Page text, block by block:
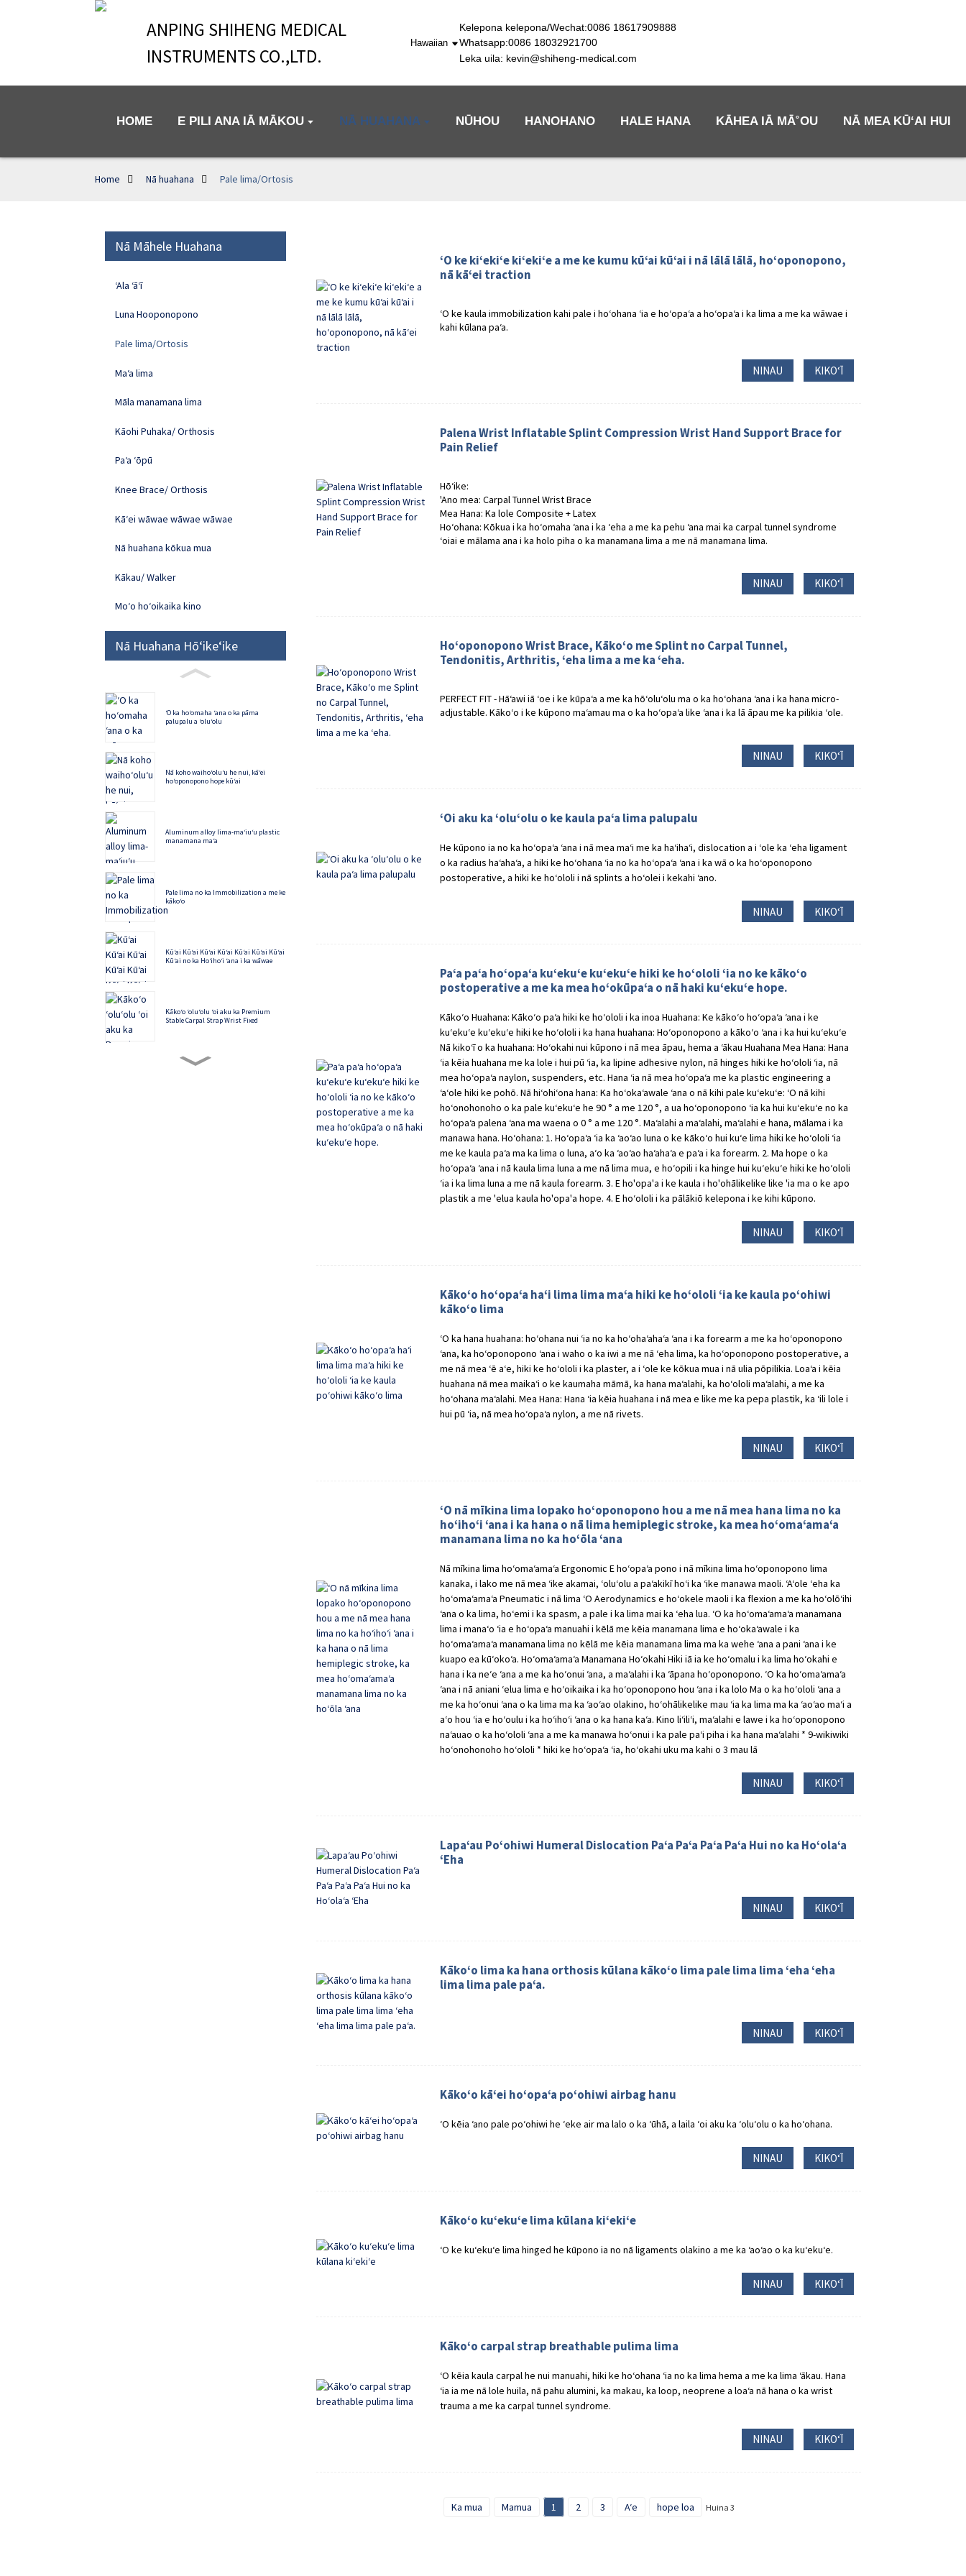
ANPING SHIHENG MEDICAL
INSTRUMENTS CO.,LTD.
Hawaiian
Kelepona kelepona/Wechat:0086 18617909888
Whatsapp:0086 18032921700
Leka uila: kevin@shiheng-medical.com
HOME E PILI ANA IĀ MĀKOU NĀ HUAHANA NŪHOU HANOHANO HALE HANA KĀHEA IĀ MĀ˚OU NĀ MEA KŪʻAI HUI
Home Nā huahana Pale lima/Ortosis
Nā Māhele Huahana
ʻAla ʻāʻī
Luna Hooponopono
Pale lima/Ortosis
Maʻa lima
Māla manamana lima
Kāohi Puhaka/ Orthosis
Paʻa ʻōpū
Knee Brace/ Orthosis
Kāʻei wāwae wāwae wāwae
Nā huahana kōkua mua
Kākau/ Walker
Moʻo hoʻoikaika kino
Nā Huahana Hōʻikeʻike
ʻO ka hoʻomaha ʻana o ka pāma
palupalu a ʻoluʻolu
Nā koho waihoʻoluʻu he nui, kāʻei
hoʻoponopono hope kūʻai
Aluminum alloy lima-maʻiuʻu plastic
manamana maʻa
Pale lima no ka Immobilization a me ke
kākoʻo
Kūʻai Kūʻai Kūʻai Kūʻai Kūʻai Kūʻai Kūʻai
Kūʻai no ka Hoʻihoʻi ʻana i ka wāwae
Kākoʻo ʻoluʻolu ʻoi aku ka Premium
Stable Carpal Strap Wrist Fixed
Kākoʻo paʻa ʻo Sponge Anti-Lowering
ʻO ke kiʻekiʻe kiʻekiʻe a me ke kumu kūʻai kūʻai i nā lālā lālā, hoʻoponopono,
nā kāʻei traction
ʻO ke kaula immobilization kahi pale i hoʻohana ʻia e hoʻopaʻa a hoʻopaʻa i ka lima a me ka wāwae i
kahi kūlana paʻa.
NINAU KIKOʻĪ
Palena Wrist Inflatable Splint Compression Wrist Hand Support Brace for
Pain Relief
Hōʻike:
'Ano mea: Carpal Tunnel Wrist Brace
Mea Hana: Ka lole Composite + Latex
Hoʻohana: Kōkua i ka hoʻomaha ʻana i ka ʻeha a me ka pehu ʻana mai ka carpal tunnel syndrome
ʻoiai e mālama ana i ka holo piha o ka manamana lima a me nā manamana lima.
NINAU KIKOʻĪ
Hoʻoponopono Wrist Brace, Kākoʻo me Splint no Carpal Tunnel,
Tendonitis, Arthritis, ʻeha lima a me ka ʻeha.
PERFECT FIT - Hāʻawi iā ʻoe i ke kūpaʻa a me ka hōʻoluʻolu ma o ka hoʻohana ʻana i ka hana micro-
adjustable. Kākoʻo i ke kūpono maʻamau ma o ka hoʻopaʻa like ʻana i ka lā āpau me ka pilikia ʻole.
NINAU KIKOʻĪ
ʻOi aku ka ʻoluʻolu o ke kaula paʻa lima palupalu
He kūpono ia no ka hoʻopaʻa ʻana i nā mea maʻi me ka haʻihaʻi, dislocation a i ʻole ka ʻeha ligament
o ka radius haʻahaʻa, a hiki ke hoʻohana ʻia no ka hoʻopaʻa ʻana i ka wā o ka hoʻoponopono
postoperative, a hiki ke hoʻololi i nā splints a hoʻolei i kekahi ʻano.
NINAU KIKOʻĪ
Paʻa paʻa hoʻopaʻa kuʻekuʻe kuʻekuʻe hiki ke hoʻololi ʻia no ke kākoʻo
postoperative a me ka mea hoʻokūpaʻa o nā haki kuʻekuʻe hope.
Kākoʻo Huahana: Kākoʻo paʻa hiki ke hoʻololi i ka inoa Huahana: Ke kākoʻo hoʻopaʻa ʻana i ke
kuʻekuʻe kuʻekuʻe hiki ke hoʻololi i ka hana huahana: Hoʻoponopono a kākoʻo ʻana i ka hui kuʻekuʻe
Nā kikoʻī o ka huahana: Hoʻokahi nui kūpono i nā mea āpau, hema a ʻākau Huahana Mea Hana: Hana
ʻia kēia huahana me ka lole i hui pū ʻia, ka lipine adhesive nylon, nā hinges hiki ke hoʻololi ʻia, nā
mea hoʻopaʻa naylon, suspenders, etc. Hana ʻia nā mea hoʻopaʻa me ka plastic engineering a
ʻaʻole hiki ke pohō. Nā hiʻohiʻona hana: Ka hoʻokaʻawale ʻana o nā kihi pale kuʻekuʻe: ʻO nā kihi
hoʻonohonoho o ka pale kuʻekuʻe he 90 ° a me 120 °, a ua hoʻoponopono ʻia ka hui kuʻekuʻe no ka
hoʻopaʻa palena ʻana ma waena o 0 ° a me 120 °. Maʻalahi a maʻalahi, maʻalahi e hana, mālama i ka
manawa hana. Hoʻohana: 1. Hoʻopaʻa ʻia ka ʻaoʻao luna o ke kākoʻo hui kuʻe lima hiki ke hoʻololi ʻia
me ke kaula paʻa ma ka lima o luna, aʻo ka ʻaoʻao haʻahaʻa e paʻa i ka forearm. 2. Ma hope o ka
hoʻopaʻa ʻana i nā kaula lima luna a me nā lima mua, e hoʻopili i ka hinge hui kuʻekuʻe hiki ke hoʻololi
ʻia i ka lima luna a me nā kaula forearm. 3. E ho'opa'a i ke kaula i ho'ohālikelike like 'ia ma o ke apo
plastik a me 'elua kaula ho'opa'a hope. 4. E hoʻololi i ka pālākiō kelepona i ke kihi kūpono.
NINAU KIKOʻĪ
Kākoʻo hoʻopaʻa haʻi lima lima maʻa hiki ke hoʻololi ʻia ke kaula poʻohiwi
kākoʻo lima
ʻO ka hana huahana: hoʻohana nui ʻia no ka hoʻohaʻahaʻa ʻana i ka forearm a me ka hoʻoponopono
ʻana, ka hoʻoponopono ʻana i waho o ka iwi a me nā ʻeha lima, ka hoʻoponopono postoperative, a
me nā mea ʻē aʻe, hiki ke hoʻololi i ka plaster, a i ʻole ke kōkua mua i nā ulia pōpilikia. Loaʻa i kēia
huahana nā mea maikaʻi o ke kaumaha māmā, ka hana maʻalahi, ka hoʻololi maʻalahi, a me ka
hoʻohana maʻalahi. Mea Hana: Hana ʻia kēia huahana i nā mea e like me ka pepa plastik, ka ʻili lole i
hui pū ʻia, nā mea hoʻopaʻa nylon, a me nā rivets.
NINAU KIKOʻĪ
ʻO nā mīkina lima lopako hoʻoponopono hou a me nā mea hana lima no ka
hoʻihoʻi ʻana i ka hana o nā lima hemiplegic stroke, ka mea hoʻomaʻamaʻa
manamana lima no ka hoʻōla ʻana
Nā mīkina lima hoʻomaʻamaʻa Ergonomic E hoʻopaʻa pono i nā mīkina lima hoʻoponopono lima
kanaka, i lako me nā mea ʻike akamai, ʻoluʻolu a paʻakikī hoʻi ka ʻike manawa maoli. ʻAʻole ʻeha ka
hoʻomaʻamaʻa Pneumatic i nā lima ʻO Aerodynamics e hoʻokele maoli i ka flexion a me ka hoʻolōʻihi
ʻana o ka lima, hoʻemi i ka spasm, a pale i ka lima mai ka ʻeha lua. ʻO ka hoʻomaʻamaʻa manamana
lima i manaʻo ʻia e hoʻopaʻa manuahi i kēlā me kēia manamana lima e hoʻokaʻawale i ka
hoʻomaʻamaʻa manamana lima no kēlā me kēia manamana lima ma ka wehe ʻana a pani ʻana i ke
kuapo ea kūʻokoʻa. Hoʻomaʻamaʻa Manamana Hoʻokahi Hiki iā ia ke hoʻomalu i ka lima hoʻokahi e
hana i ka neʻe ʻana a me ka hoʻonui ʻana, a maʻalahi i ka ʻāpana hoʻoponopono. ʻO ka hoʻomaʻamaʻa
ʻana i nā aniani ʻelua lima e hoʻoikaika i ka hoʻoponopono hou ʻana i ka lolo Ma o ka hoʻololi ʻana a
me ka hoʻonui ʻana o ka lima ma ka ʻaoʻao olakino, hoʻohālikelike mau ʻia ka lima ma ka ʻaoʻao maʻi a
aʻo hou ʻia e hoʻoulu i ka hoʻihoʻi ʻana o ka hana kaʻa. Kino liʻiliʻi, maʻalahi e lawe i ka hoʻoponopono
naʻauao o ka hoʻololi ʻana a me ka manawa hoʻonui i ka pale paʻi piha i ka hana maʻalahi * 9-wikiwiki
hoʻonohonoho hoʻololi * hiki ke hoʻopaʻa ʻia, hoʻokahi uku ma kahi o 3 mau lā
NINAU KIKOʻĪ
Lapaʻau Poʻohiwi Humeral Dislocation Paʻa Paʻa Paʻa Paʻa Hui no ka Hoʻolaʻa
ʻEha
NINAU KIKOʻĪ
Kākoʻo lima ka hana orthosis kūlana kākoʻo lima pale lima lima ʻeha ʻeha
lima lima pale paʻa.
NINAU KIKOʻĪ
Kākoʻo kāʻei hoʻopaʻa poʻohiwi airbag hanu
ʻO kēia ʻano pale poʻohiwi he ʻeke air ma lalo o ka ʻūhā, a laila ʻoi aku ka ʻoluʻolu o ka hoʻohana.
NINAU KIKOʻĪ
Kākoʻo kuʻekuʻe lima kūlana kiʻekiʻe
ʻO ke kuʻekuʻe lima hinged he kūpono ia no nā ligaments olakino a me ka ʻaoʻao o ka kuʻekuʻe.
NINAU KIKOʻĪ
Kākoʻo carpal strap breathable pulima lima
ʻO kēia kaula carpal he nui manuahi, hiki ke hoʻohana ʻia no ka lima hema a me ka lima ʻākau. Hana
ʻia ia me nā lole huila, nā pahu alumini, ka makau, ka loop, neoprene a loaʻa nā hana o ka wrist
trauma a me ka carpal tunnel syndrome.
NINAU KIKOʻĪ
Ka mua Mamua 1 2 3 Aʻe hope loa Huina 3